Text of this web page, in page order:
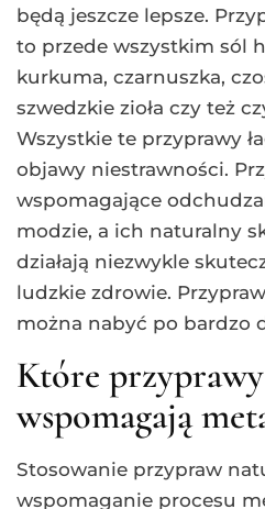
będą jeszcze lepsze.
to przede wszystkim sól
kurkuma, czarnuszka,
szwedzkie zioła czy też
Wszystkie te przyprawy
objawy niestrawności.
wspomagające
modzie, a ich naturalny
działają niezwykle
ludzkie zdrowie.
można nabyć po bardzo
Które
wspomagają
Stosowanie przypraw
wspomaganie procesu